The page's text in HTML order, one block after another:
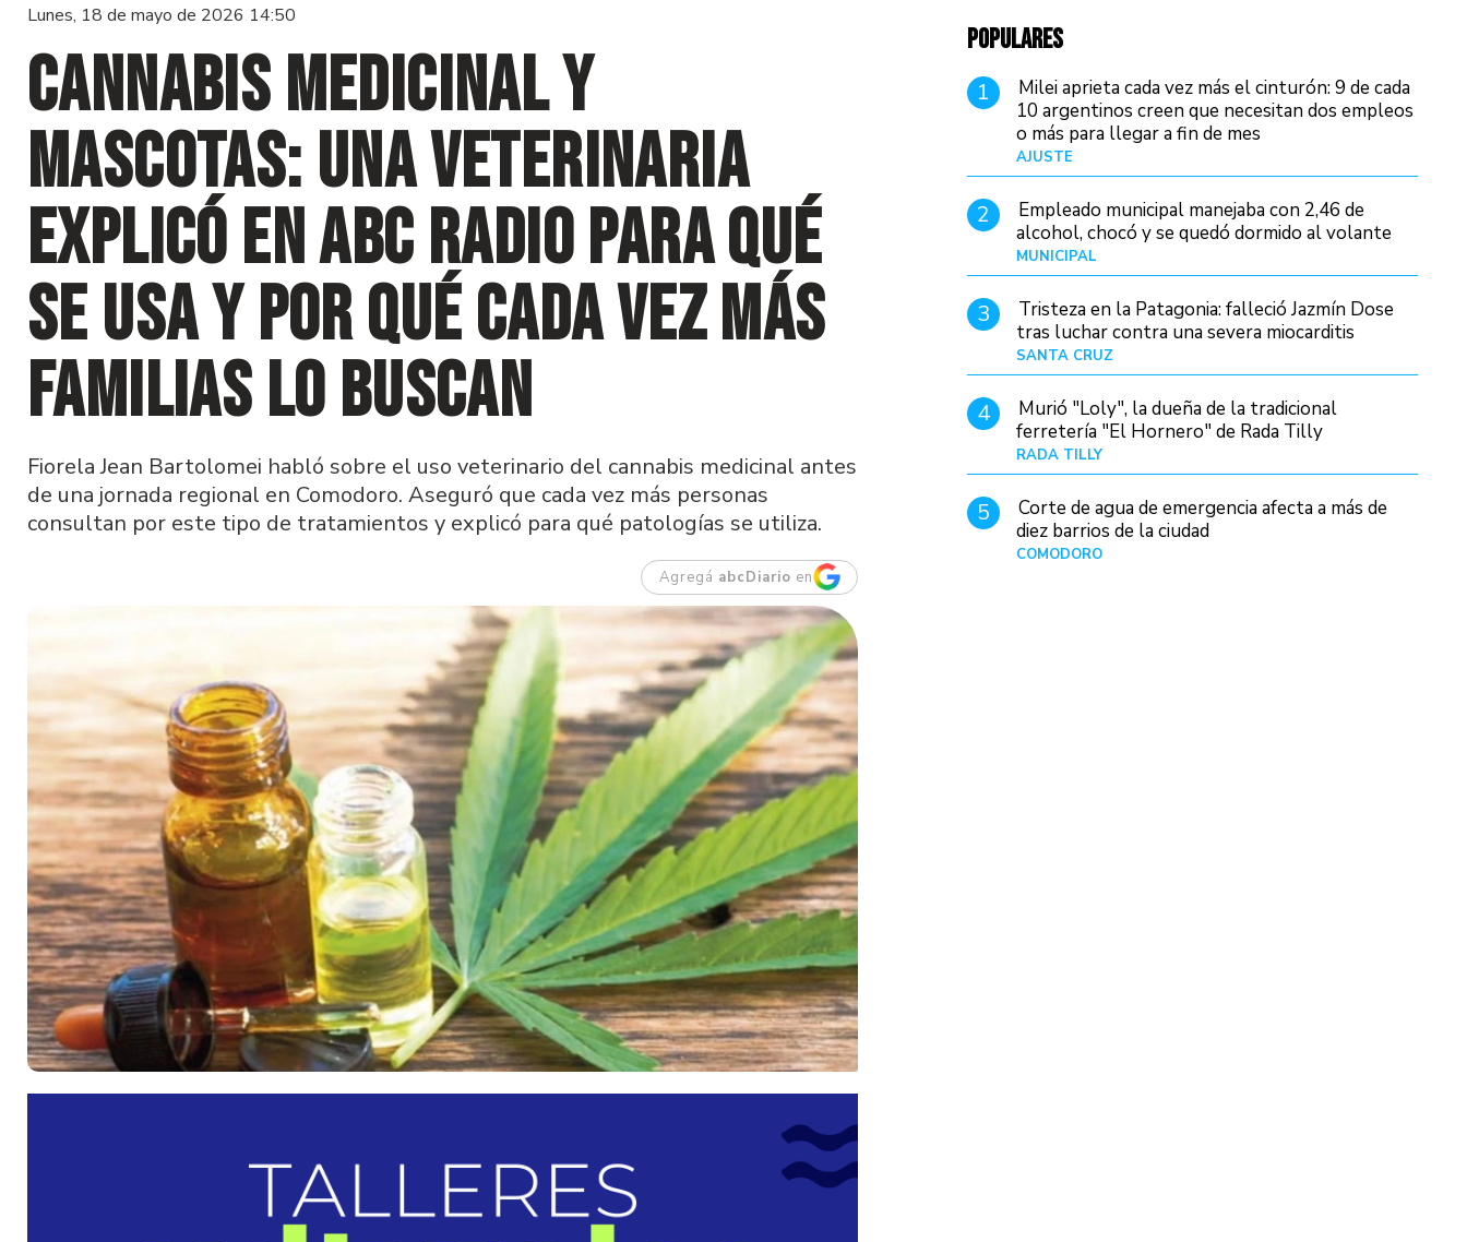
Lunes, 18 de mayo de 2026 14:50
Cannabis medicinal y
mascotas: una veterinaria
explicó en ABC Radio para qué
se usa y por qué cada vez más
familias lo buscan
Fiorela Jean Bartolomei habló sobre el uso veterinario del cannabis medicinal antes
de una jornada regional en Comodoro. Aseguró que cada vez más personas
consultan por este tipo de tratamientos y explicó para qué patologías se utiliza.
Agregá abcDiario en
POPULARES
1
Milei aprieta cada vez más el cinturón: 9 de cada
10 argentinos creen que necesitan dos empleos
o más para llegar a fin de mes
AJUSTE
2
Empleado municipal manejaba con 2,46 de
alcohol, chocó y se quedó dormido al volante
MUNICIPAL
3
Tristeza en la Patagonia: falleció Jazmín Dose
tras luchar contra una severa miocarditis
SANTA CRUZ
4
Murió "Loly", la dueña de la tradicional
ferretería "El Hornero" de Rada Tilly
RADA TILLY
5
Corte de agua de emergencia afecta a más de
diez barrios de la ciudad
COMODORO